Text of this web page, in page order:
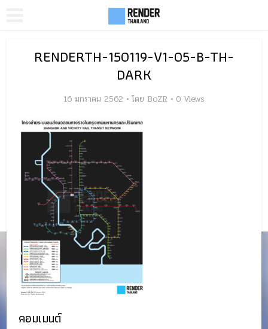
RENDERTH-150119-V1-05-B-TH-
DARK
16 มกราคม 2562 โดย BoZR 0 Views
คอมเมนต์